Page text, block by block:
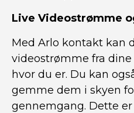
Live Videostrømme
Med Arlo kontakt kan
videostrømme fra
hvor du er. Du kan
gemme dem i skyen
gennemgang. Dette